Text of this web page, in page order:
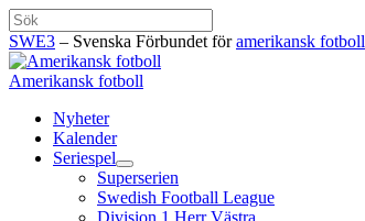
Hoppa
till
innehåll
Sök
SWE3 – Svenska Förbundet föramerikansk fotboll
Amerikansk fotboll
Nyheter
Kalender
Seriespel
Superserien
Swedish Football League
Division 1 Herr Västra